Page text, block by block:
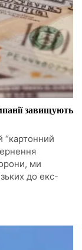
завищують
“картонний
ми
до екс-